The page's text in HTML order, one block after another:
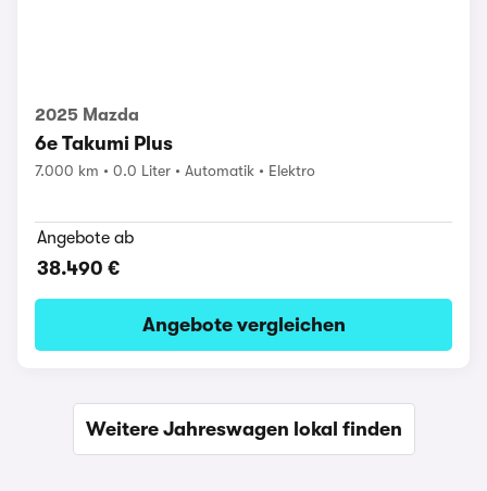
2025 Mazda
6e Takumi Plus
7.000 km 0.0 Liter Automatik Elektro
Angebote ab
38.490 €
Angebote vergleichen
Weitere Jahreswagen lokal finden